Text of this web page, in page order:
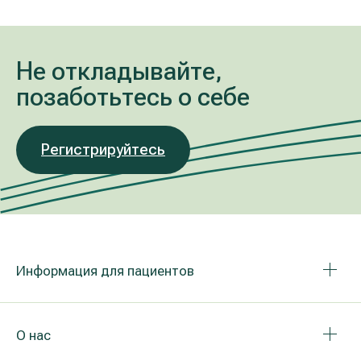
Не откладывайте,
позаботьтесь о себе
Регистрируйтесь
Информация для пациентов
О нас